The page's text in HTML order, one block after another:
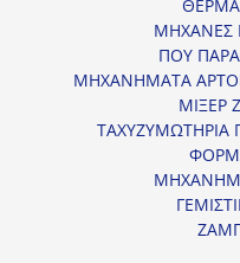
ΜΗΧΑΝΕΣ
ΠΟΥ
ΜΗΧΑΝΗΜΑΤΑ
ΜΙΞΕΡ
ΤΑΧΥΖΥΜΩΤΗΡΙΑ